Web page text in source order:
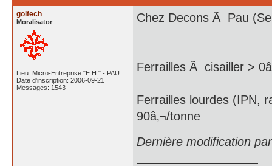
golfech
Moralisator
Lieu: Micro-Entreprise "E.H." - PAU
Date d'inscription: 2006-09-21
Messages: 1543
Chez Decons Ã Pau
Ferrailles Ã cisailler >
Ferrailles lourdes (IPN,
90â‚¬/tonne
Dernière modification